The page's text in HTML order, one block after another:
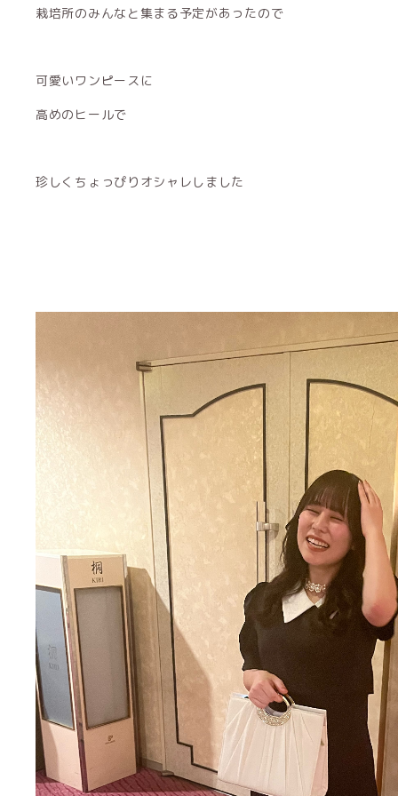
栽培所のみんなと集まる予定があったので
可愛いワンピースに
高めのヒールで
珍しくちょっぴりオシャレしました